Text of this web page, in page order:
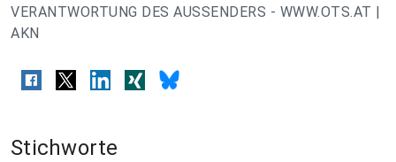
VERANTWORTUNG DES AUSSENDERS - WWW.OTS.AT |
AKN
Stichworte